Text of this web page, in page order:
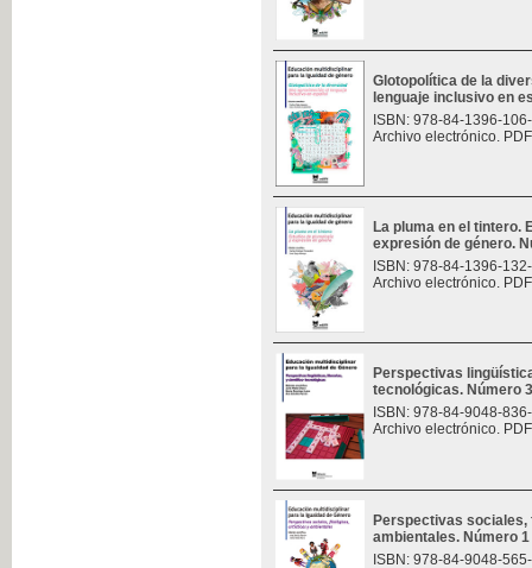
Glotopolítica de la
lenguaje inclusivo en
ISBN: 978-84-1396-
Archivo electrónico.
La pluma en el tintero.
expresión de género.
ISBN: 978-84-1396-
Archivo electrónico.
Perspectivas
tecnológicas. Número 3
ISBN: 978-84-9048-
Archivo electrónico.
Perspectivas
ambientales. Número 1
ISBN: 978-84-9048-